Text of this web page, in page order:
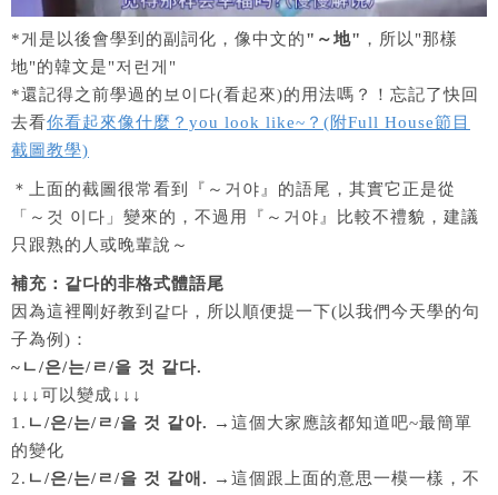
*게是以後會學到的副詞化，像中文的"～地" ，所以"那樣
地"的韓文是"저런게"
*還記得之前學過的보이다(看起來)的用法嗎？！忘記了快回
去看你看起來像什麼？you look like~？(附Full House節目
截圖教學)
＊上面的截圖很常看到『～거야』的語尾，其實它正是從
「～것 이다」變來的，不過用『～거야』比較不禮貌，建議
只跟熟的人或晚輩說～
補充：같다的非格式體語尾
因為這裡剛好教到같다，所以順便提一下(以我們今天學的句
子為例)：
~ㄴ/은/는/ㄹ/을 것 같다.
↓↓↓可以變成↓↓↓
1. ㄴ/은/는/ㄹ/을 것 같아.
→這個大家應該都知道吧~最簡單
的變化
2. ㄴ/은/는/ㄹ/을 것 같애.
→這個跟上面的意思一模一樣，不